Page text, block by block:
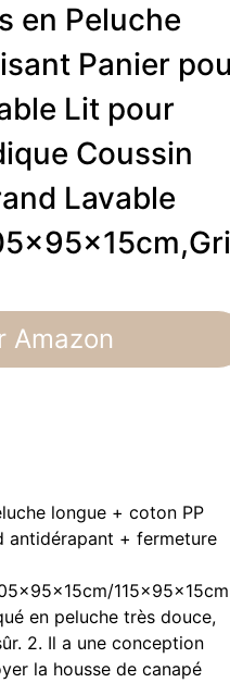
en Peluche
Panier
Lit pour
Coussin
Lavable
Amazon
longue + coton PP
+ fermeture
115x95x15cm
en peluche très douce,
2. Il a une conception
la housse de canapé